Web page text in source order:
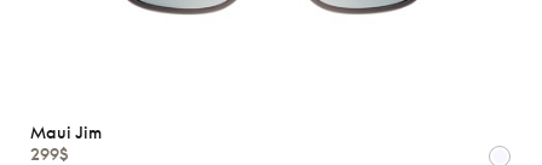
Maui Jim
299$